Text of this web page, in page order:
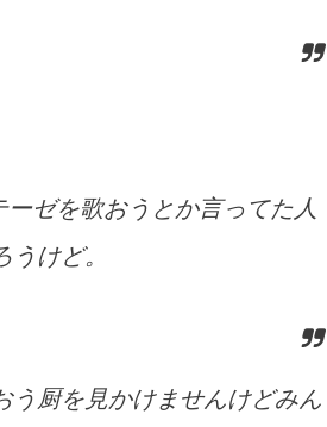
ゼを歌おうとか言ってた人
けど。
厨を見かけませんけどみん